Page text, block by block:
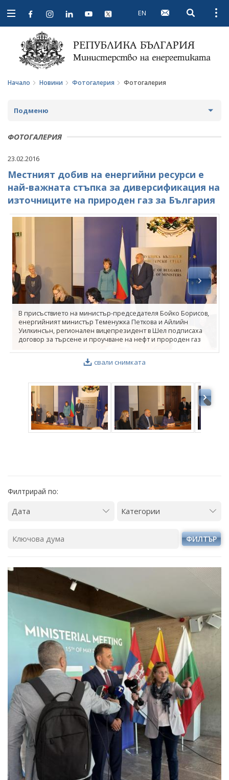
Open
navigation
EN Open
Начало Новини Фотогалерия Фотогалерия
Подменю
НОВИНИ
ПРЕДСТОЯЩИ СЪБИТИЯ
ЗА ОБЩЕСТВЕНО ОБСЪЖДАНЕ
ПРОЕКТИ ЗА ОБЩЕСТВЕНО ОБСЪЖДАНЕ
ЗАВЪРШИЛИ ПРОЦЕДУРИ ЗА ОБЩЕСТВЕНО
ПАРЛАМЕНТАРЕН КОНТРОЛ
ФОТОГАЛЕРИЯ
ВИДЕОГАЛЕРИЯ
ФОТОГАЛЕРИЯ
23.02.2016
Местният добив на енергийни ресурси е
най-важната стъпка за диверсификация на
източниците на природен газ за България
свали снимката
В присъствието на министър-председателя Бойко Борисов,
енергийният министър Теменужка Петкова и Айлийн
Уилкинсън, регионален вицепрезидент в Шел подписаха
договор за търсене и проучване на нефт и пророден газ
Филтрирай по:
ФИЛТЪР